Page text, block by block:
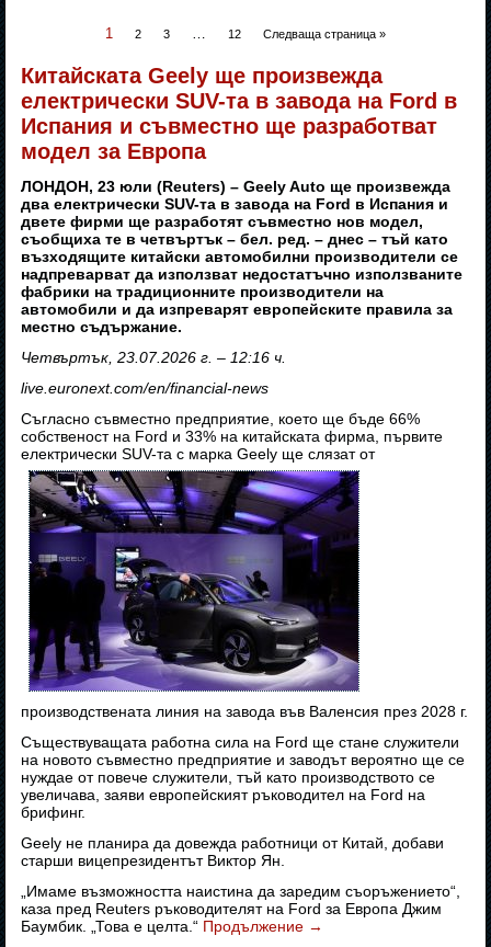
1 2 3 … 12 Следваща страница »
Китайската Geely ще произвежда
електрически SUV-та в завода на Ford в
Испания и съвместно ще разработват
модел за Европа
ЛОНДОН, 23 юли (Reuters) – Geely Auto ще произвежда
два електрически SUV-та в завода на Ford в Испания и
двете фирми ще разработят съвместно нов модел,
съобщиха те в четвъртък – бел. ред. – днес – тъй като
възходящите китайски автомобилни производители се
надпреварват да използват недостатъчно използваните
фабрики на традиционните производители на
автомобили и да изпреварят европейските правила за
местно съдържание.
Четвъртък, 23.07.2026 г. – 12:16 ч.
live.euronext.com/en/financial-news
Съгласно съвместно предприятие, което ще бъде 66%
собственост на Ford и 33% на китайската фирма, първите
електрически SUV-та с марка Geely ще слязат от
производствената линия на завода във Валенсия през 2028 г.
Съществуващата работна сила на Ford ще стане служители
на новото съвместно предприятие и заводът вероятно ще се
нуждае от повече служители, тъй като производството се
увеличава, заяви европейският ръководител на Ford на
брифинг.
Geely не планира да довежда работници от Китай, добави
старши вицепрезидентът Виктор Ян.
„Имаме възможността наистина да заредим съоръжението“,
каза пред Reuters ръководителят на Ford за Европа Джим
Баумбик. „Това е целта.“ Продължение →